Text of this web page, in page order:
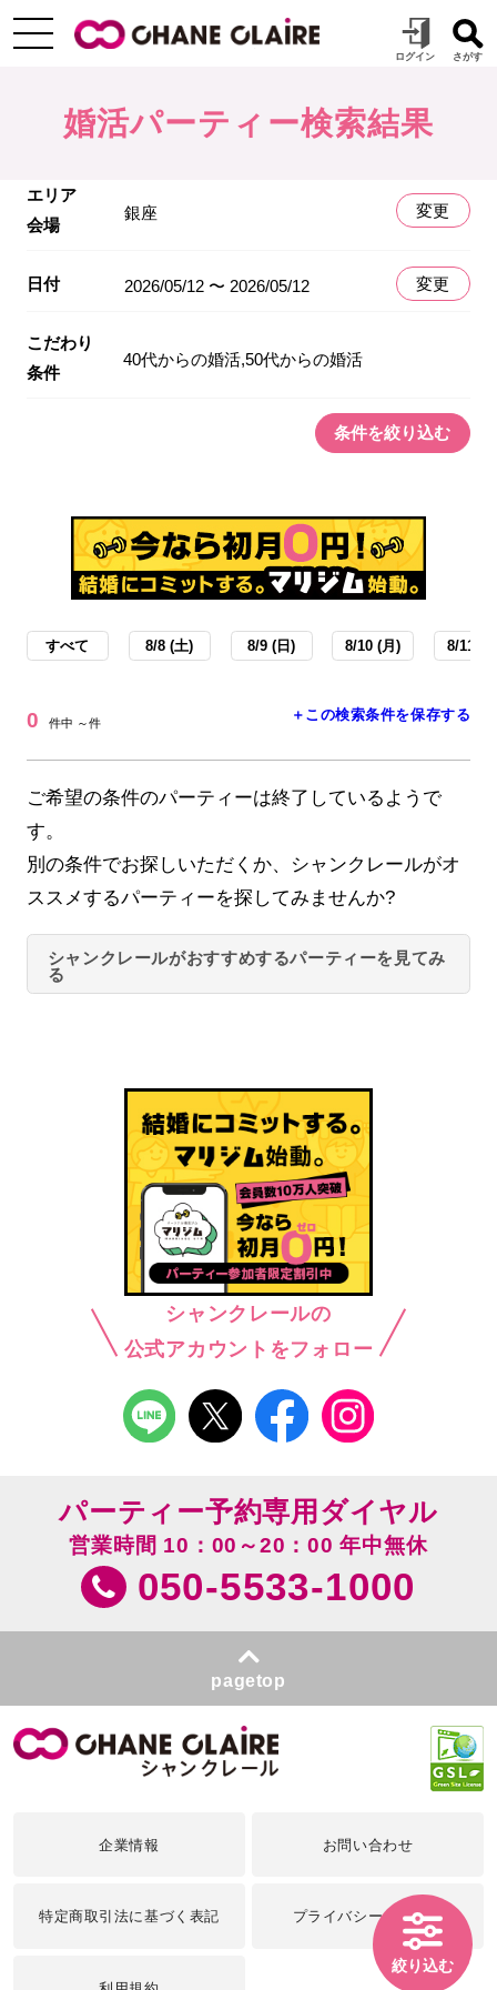
婚活パーティー検索結果
エリア
会場
銀座 変更
日付 2026/05/12 〜 2026/05/12 変更
こだわり
条件
40代からの婚活,50代からの婚活
条件を絞り込む
すべて 8/8 (土) 8/9 (日) 8/10 (月) 8/11 (
0 件中 ～件 ＋この検索条件を保存する
ご希望の条件のパーティーは終了しているようで
す。
別の条件でお探しいただくか、シャンクレールがオ
ススメするパーティーを探してみませんか?
シャンクレールがおすすめするパーティーを見てみ
る
シャンクレールの
公式アカウントをフォロー
絞り込む
パーティー予約専用ダイヤル
営業時間 10：00～20：00 年中無休
050-5533-1000
pagetop
企業情報 お問い合わせ
特定商取引法に基づく表記 プライバシーポリシー